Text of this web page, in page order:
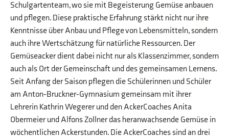
Schulgartenteam, wo sie mit Begeisterung Gemüse anbauen
und pflegen. Diese praktische Erfahrung stärkt nicht nur ihre
Kenntnisse über Anbau und Pflege von Lebensmitteln, sondern
auch ihre Wertschätzung für natürliche Ressourcen. Der
Gemüseacker dient dabei nicht nur als Klassenzimmer, sondern
auch als Ort der Gemeinschaft und des gemeinsamen Lernens.
Seit Anfang der Saison pflegen die Schülerinnen und Schüler
am Anton-Bruckner-Gymnasium gemeinsam mit ihrer
Lehrerin Kathrin Wegerer und den AckerCoaches Anita
Obermeier und Alfons Zollner das heranwachsende Gemüse in
wöchentlichen Ackerstunden. Die AckerCoaches sind an drei